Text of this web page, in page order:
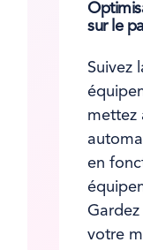
sur le
Suivez
mettez
en
votre